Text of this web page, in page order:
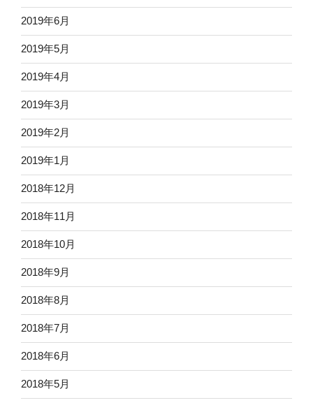
2019年6月
2019年5月
2019年4月
2019年3月
2019年2月
2019年1月
2018年12月
2018年11月
2018年10月
2018年9月
2018年8月
2018年7月
2018年6月
2018年5月